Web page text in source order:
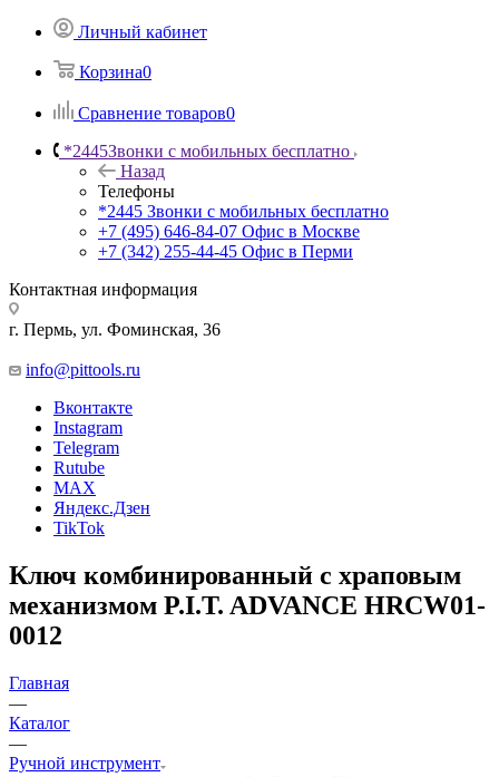
Личный кабинет
Корзина0
Сравнение товаров0
*2445Звонки с мобильных бесплатно
Назад
Телефоны
*2445 Звонки с мобильных бесплатно
+7 (495) 646-84-07 Офис в Москве
+7 (342) 255-44-45 Офис в Перми
Контактная информация
г. Пермь, ул. Фоминская, 36
info@pittools.ru
Вконтакте
Instagram
Telegram
Rutube
MAX
Яндекс.Дзен
TikTok
Ключ комбинированный с храповым
механизмом P.I.T. ADVANCE HRCW01-
0012
Главная
—
Каталог
—
Ручной инструмент